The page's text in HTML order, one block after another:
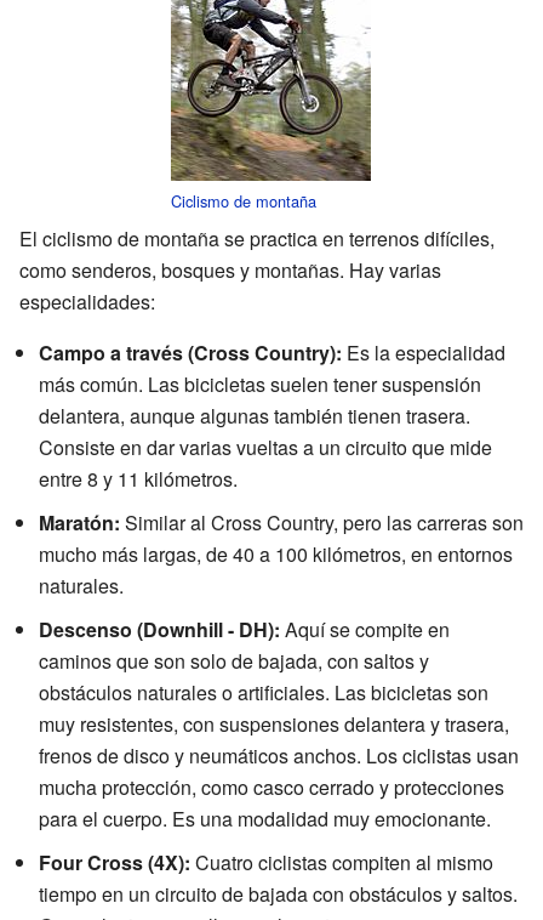
Ciclismo de montaña
El ciclismo de montaña se practica en terrenos difíciles,
como senderos, bosques y montañas. Hay varias
especialidades:
Campo a través (Cross Country): Es la especialidad
más común. Las bicicletas suelen tener suspensión
delantera, aunque algunas también tienen trasera.
Consiste en dar varias vueltas a un circuito que mide
entre 8 y 11 kilómetros.
Maratón: Similar al Cross Country, pero las carreras son
mucho más largas, de 40 a 100 kilómetros, en entornos
naturales.
Descenso (Downhill - DH): Aquí se compite en
caminos que son solo de bajada, con saltos y
obstáculos naturales o artificiales. Las bicicletas son
muy resistentes, con suspensiones delantera y trasera,
frenos de disco y neumáticos anchos. Los ciclistas usan
mucha protección, como casco cerrado y protecciones
para el cuerpo. Es una modalidad muy emocionante.
Four Cross (4X): Cuatro ciclistas compiten al mismo
tiempo en un circuito de bajada con obstáculos y saltos.